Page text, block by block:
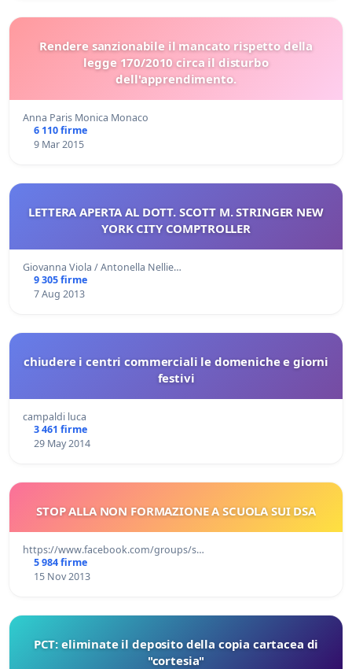
Rendere sanzionabile il mancato rispetto della
legge 170/2010 circa il disturbo
dell'apprendimento.
Anna Paris Monica Monaco
6 110 firme
9 Mar 2015
LETTERA APERTA AL DOTT. SCOTT M. STRINGER NEW
YORK CITY COMPTROLLER
Giovanna Viola / Antonella Nellie…
9 305 firme
7 Aug 2013
chiudere i centri commerciali le domeniche e giorni
festivi
campaldi luca
3 461 firme
29 May 2014
STOP ALLA NON FORMAZIONE A SCUOLA SUI DSA
https://www.facebook.com/groups/s…
5 984 firme
15 Nov 2013
PCT: eliminate il deposito della copia cartacea di
"cortesia"